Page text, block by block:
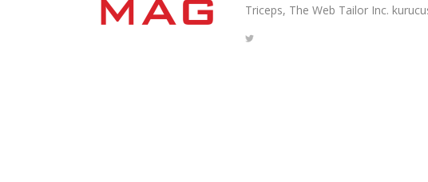
Triceps, The Web Tailor Inc.